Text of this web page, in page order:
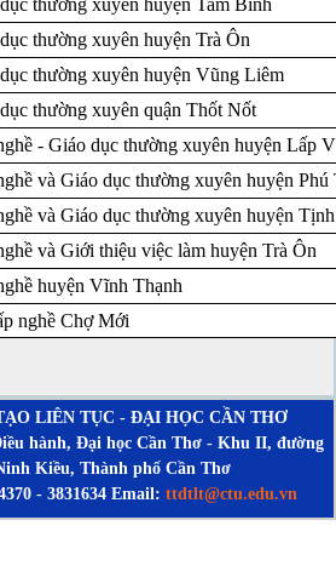
thường xuyên huyện Tam Bình
thường xuyên huyện Trà Ôn
thường xuyên huyện Vũng Liêm
thường xuyên quận Thốt Nốt
- Giáo dục thường xuyên huyện Lấp
và Giáo dục thường xuyên huyện Phú
và Giáo dục thường xuyên huyện
và Giới thiệu việc làm huyện Trà Ôn
huyện Vĩnh Thạnh
nghề Chợ Mới
LIÊN TỤC - ĐẠI HỌC CẦN THƠ
hành, Đại học Cần Thơ - Khu II, đường
Kiều, Thành phố Cần Thơ
- 3831634 Email: ttdtlt@ctu.edu.vn